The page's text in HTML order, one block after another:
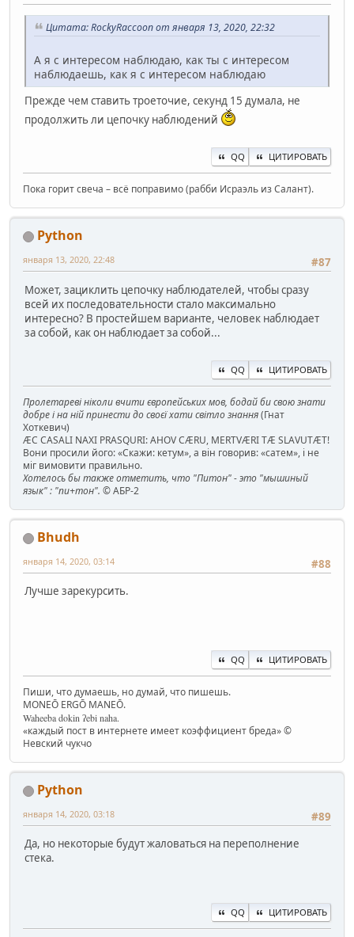
Цитата: RockyRaccoon от января 13, 2020, 22:32
А я с интересом наблюдаю, как ты с интересом
наблюдаешь, как я с интересом наблюдаю
Прежде чем ставить троеточие, секунд 15 думала, не
продолжить ли цепочку наблюдений
QQ ЦИТИРОВАТЬ
Пока горит свеча – всё поправимо (рабби Исраэль из Салант).
Python
#87
января 13, 2020, 22:48
Может, зациклить цепочку наблюдателей, чтобы сразу
всей их последовательности стало максимально
интересно? В простейшем варианте, человек наблюдает
за собой, как он наблюдает за собой...
QQ ЦИТИРОВАТЬ
Пролетареві ніколи вчити європейських мов, бодай би свою знати
добре і на ній принести до своєї хати світло знання(Гнат
Хоткевич)
ÆC CASALI NAXI PRASQURI: AHOV CÆRU, MERTVÆRI TÆ SLAVUTÆT!
Вони просили його: «Скажи: кетум», а він говорив: «сатем», і не
міг вимовити правильно.
Хотелось бы также отметить, что "Питон" - это "мышиный
язык" : "пи+тон". © АБР-2
Bhudh
#88
января 14, 2020, 03:14
Лучше зарекурсить.
QQ ЦИТИРОВАТЬ
Пиши, что думаешь, но думай, что пишешь.
MONEŌ ERGŌ MANEŌ.
Waheeba dokin ʔebi naha.
«каждый пост в интернете имеет коэффициент бреда» ©
Невский чукчо
Python
#89
января 14, 2020, 03:18
Да, но некоторые будут жаловаться на переполнение
стека.
QQ ЦИТИРОВАТЬ